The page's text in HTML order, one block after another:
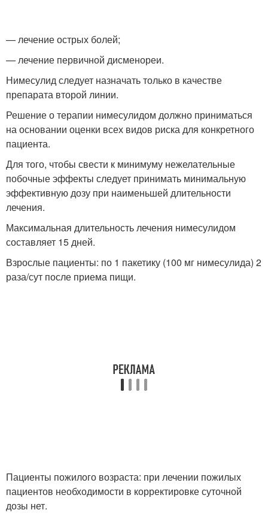
— лечение острых болей;
— лечение первичной дисменореи.
Нимесулид следует назначать только в качестве
препарата второй линии.
Решение о терапии нимесулидом должно приниматься
на основании оценки всех видов риска для конкретного
пациента.
Для того, чтобы свести к минимуму нежелательные
побочные эффекты следует принимать минимальную
эффективную дозу при наименьшей длительности
лечения.
Максимальная длительность лечения нимесулидом
составляет 15 дней.
Взрослые пациенты: по 1 пакетику (100 мг нимесулида) 2
раза/сут после приема пищи.
Пациенты пожилого возраста: при лечении пожилых
пациентов необходимости в корректировке суточной
дозы нет.